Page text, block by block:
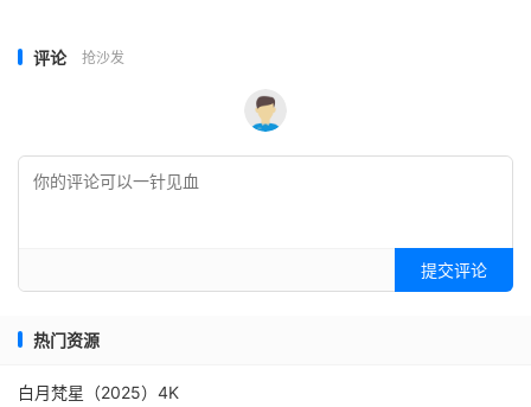
评论 抢沙发
提交评论
热门资源
白月梵星（2025）4K